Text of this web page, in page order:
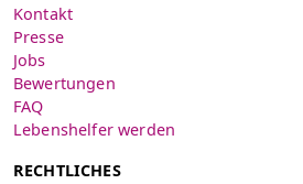
Kontakt
Presse
Jobs
Bewertungen
FAQ
Lebenshelfer werden
RECHTLICHES